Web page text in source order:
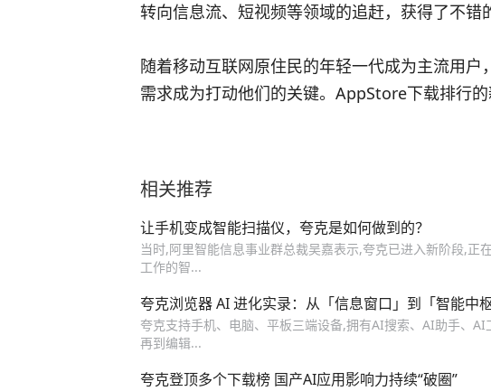
转向信息流、短视频等领域的追赶，获得了不错
随着移动互联网原住民的年轻一代成为主流用
需求成为打动他们的关键。AppStore下载排行的
相关推荐
让手机变成智能扫描仪，夸克是如何做到的？
当时,阿里智能信息事业群总裁吴嘉表示,夸克已进入新阶段,正
工作的智...
夸克浏览器 AI 进化实录：从「信息窗口」到「智能中
夸克支持手机、电脑、平板三端设备,拥有AI搜索、AI助手、
再到编辑...
夸克登顶多个下载榜 国产AI应用影响力持续“破圈”